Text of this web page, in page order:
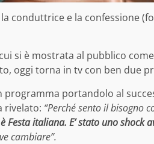
la conduttrice e la confessione
si è mostrata al pubblico
oggi torna in tv con ben due
programma portandolo al
rivelato: “Perché sento il bisogno
Festa italiana. E’ stato uno shock
cambiare”.